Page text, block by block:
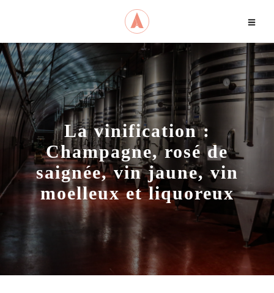
ACCUEIL
S.O.I.F
LE BLOG
JE CRÉE
MA CAVE
La vinification :
Champagne, rosé de
saignée, vin jaune, vin
moelleux et liquoreux